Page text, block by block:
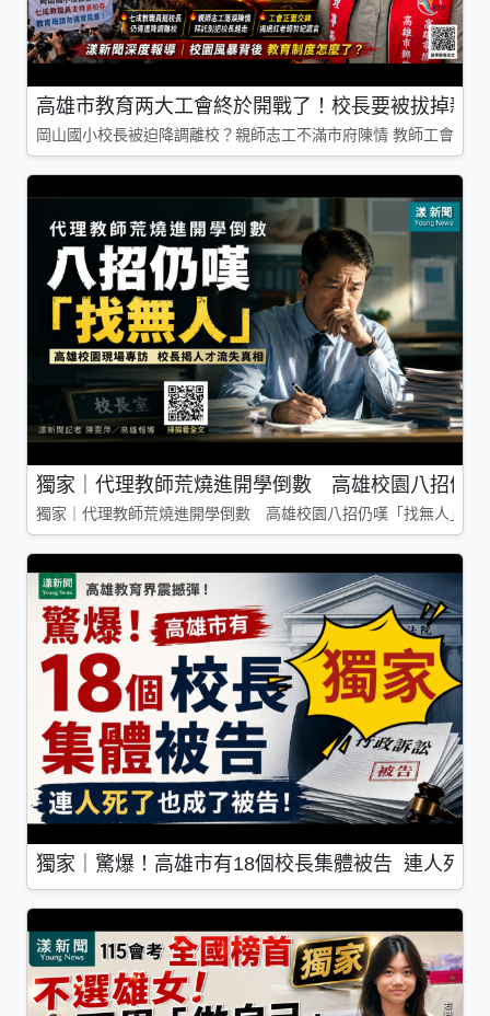
高雄市教育两大工會終於開戰了！校長要被拔掉親
岡山國小校長被迫降調離校？親師志工不滿市府陳情 教師工會槓
獨家｜代理教師荒燒進開學倒數 高雄校園八招仍
獨家｜代理教師荒燒進開學倒數 高雄校園八招仍嘆「找無人」
獨家｜驚爆！高雄市有18個校長集體被告 連人死了